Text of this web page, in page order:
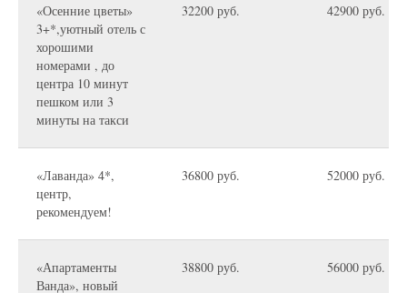
«Осенние цветы»
3+*,уютный отель с
хорошими
номерами , до
центра 10 минут
пешком или 3
минуты на такси
32200 руб. 42900 руб.
«Лаванда» 4*,
центр,
рекомендуем!
36800 руб. 52000 руб.
«Апартаменты
Ванда», новый
38800 руб. 56000 руб.